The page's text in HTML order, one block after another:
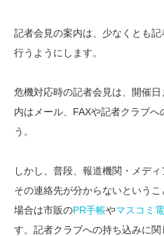
記者会見の案内は、少なくとも
行うようにします。
危機対応時の記者会見は、開催
内はメール、FAXや記者クラブ
う。
しかし、普段、報道機関・メデ
その連絡先が分からないという
場合は市販のPR手帳やマスコミ
す。記者クラブへの持ち込みに